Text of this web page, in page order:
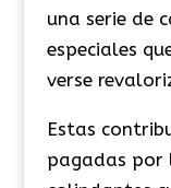
una serie de
especiales
verse
Estas
pagadas por